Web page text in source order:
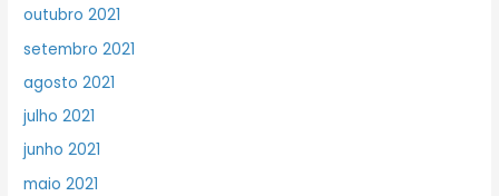
outubro 2021
setembro 2021
agosto 2021
julho 2021
junho 2021
maio 2021